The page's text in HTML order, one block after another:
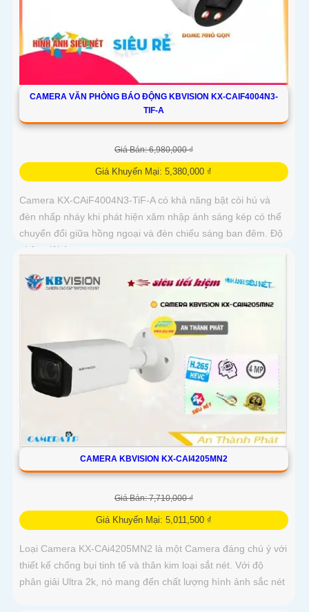
CAMERA VĂN PHÒNG BÁO ĐỘNG KBVISION KX-CAIF4004N3-
TIF-A
Giá Bán: 6,980,000 ₫
Giá Khuyến Mại: 5,380,000 ₫
Camera KX-CAiF4004N3-TiF-A có khả năng bật còi hú và
đèn nhấp nháy khi phát hiện xâm nhập ánh sáng kép có thể
chuyển đổi giữa hồng ngoại và đèn chiếu sáng ban đêm. Độ
phân giải 4
CAMERA KBVISION KX-CAI4205MN2
Giá Bán: 7,710,000 ₫
Giá Khuyến Mại: 5,011,500 ₫
Loại Camera KX-CAi4205MN2 là một Camera đáng chú ý với
thiết kế chống bụi tinh tế và thân kim loại sắt nét. Với độ
phân giải Ultra 2k, nó mang đến chất lượng hình ảnh sắc nét